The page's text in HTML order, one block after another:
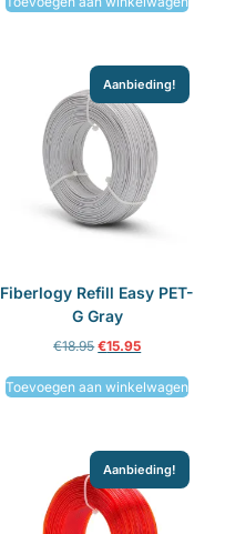
Aanbieding!
Fiberlogy Refill Easy PET-
G Gray
€18.95 €15.95
Toevoegen aan winkelwagen
Aanbieding!